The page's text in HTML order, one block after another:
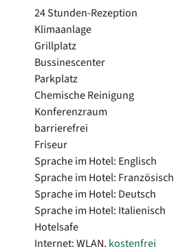
24 Stunden-Rezeption
Klimaanlage
Grillplatz
Bussinescenter
Parkplatz
Chemische Reinigung
Konferenzraum
barrierefrei
Friseur
Sprache im Hotel: Englisch
Sprache im Hotel: Französisch
Sprache im Hotel: Deutsch
Sprache im Hotel: Italienisch
Hotelsafe
Internet: WLAN,kostenfrei